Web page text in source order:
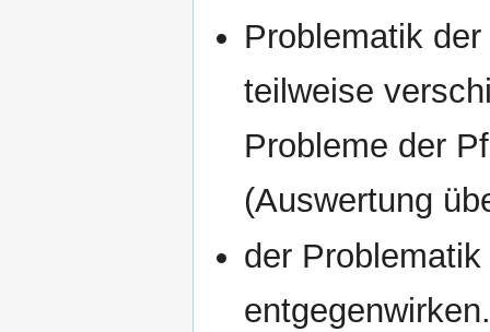
Problematik
teilweise
Probleme der
(Auswertung
der